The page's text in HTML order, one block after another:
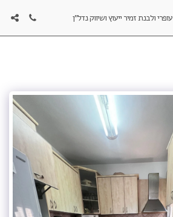
עופרי ולבנת זמיר ייעוץ ושיווק נדל"ן